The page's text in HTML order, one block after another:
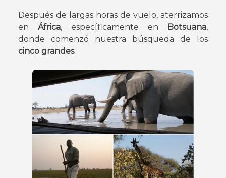
Después de largas horas de vuelo, aterrizamos
en África, específicamente en Botsuana,
donde comenzó nuestra búsqueda de los
cinco grandes.